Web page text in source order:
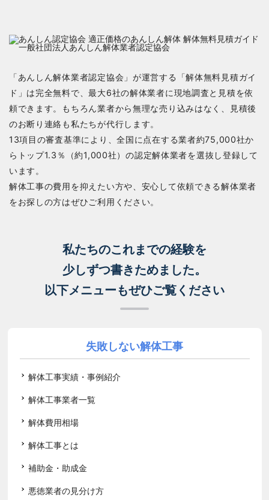
「あんしん解体業者認定協会」が運営する「解体無料見積ガイ
ド」は完全無料で、最大6社の解体業者に現地調査と見積を依
頼できます。もちろん業者から無理な売り込みはなく、見積後
のお断り連絡も私たちが代行します。
13項目の審査基準により、全国に点在する業者約75,000社か
らトップ1.3％（約1,000社）の認定解体業者を選抜し登録して
います。
解体工事の費用を抑えたい方や、安心して依頼できる解体業者
をお探しの方はぜひご利用ください。
私たちのこれまでの経験を
少しずつ書きためました。
以下メニューもぜひご覧ください
失敗しない解体工事
解体工事実績・事例紹介
解体工事業者一覧
解体費用相場
解体工事とは
補助金・助成金
悪徳業者の見分け方